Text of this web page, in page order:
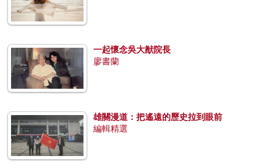
一起懷念吳大猷院長
廖書蘭
雄關漫道：把遙遠的歷史拉到眼前
編輯精選